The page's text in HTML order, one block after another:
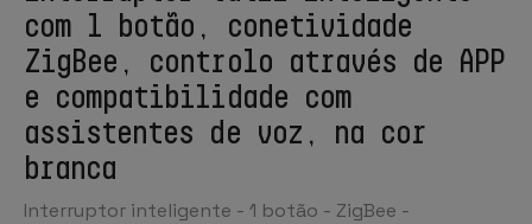
com 1 botão, conetividade
ZigBee, controlo através de APP
e compatibilidade com
assistentes de voz, na cor
branca
Interruptor inteligente - 1 botão - ZigBee -